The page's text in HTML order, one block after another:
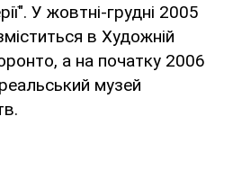
У жовтні-грудні 2005
в Художній
а на початку 2006
музей